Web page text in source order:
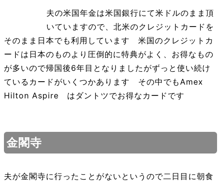
夫の米国年金は米国銀行にて米ドルのまま頂
いていますので、北米のクレジットカードを
そのまま日本でも利用しています 米国のクレジットカ
ードは日本のものより圧倒的に特典がよく、お得なもの
が多いので帰国後6年目となりましたがずっと使い続け
ているカードがいくつかあります その中でもAmex
Hilton Aspire はダントツでお得なカードです
金閣寺
夫が金閣寺に行ったことがないというので二日目に朝食